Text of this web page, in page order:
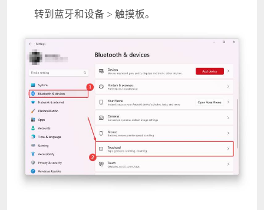
转到蓝牙和设备 > 触摸板。